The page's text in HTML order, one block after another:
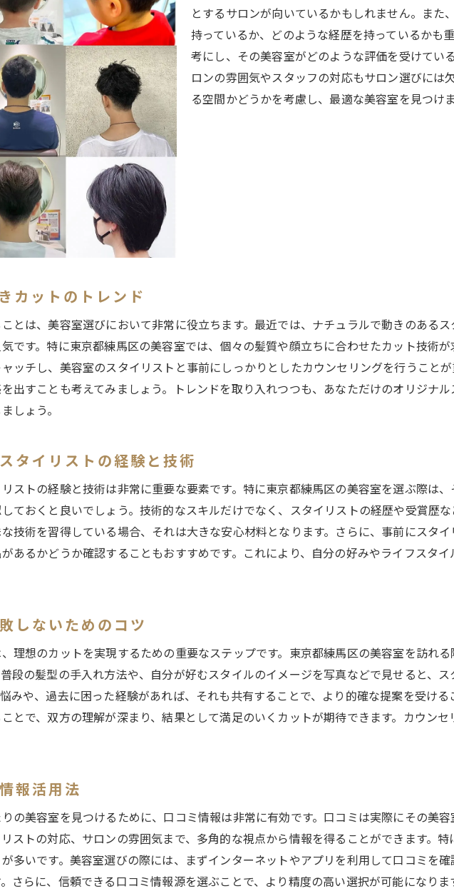
髪質に合わせたヘアケア商品選び
長持ちするカットを実現するためのアドバイス
美容室選びのポイントを解説！練馬区で自分に合ったカットを探す
初回訪問時に注目するべきサロンの特徴
友人や家族からの口コミを活用する方法
オンラインレビューを活用したサロン選び
サロンの雰囲気と自分の相性を確認する
予約前に必ず確認したい料金体系
自分の要望をうまく伝えるコミュニケーション術
練馬区の美容室で叶える！ライフスタイルに合わせたヘアカット
忙しい毎日にぴったりの手軽スタイリングカット
ビジネスシーンで好印象を与えるヘアスタイル
休日のおしゃれを楽しむためのトレンドカット
定期的なメンテナンスで理想のスタイルを維持
ライフスタイルに合わせたカラーリングの提案
練馬区の美容室で新しい自分に出会う！カットがもたらす印象の変化
新しいヘアスタイルで始める新生活
周囲の反応を楽しむための変化術
自分を再発見するカットの魅力
カウンセリングで分かるスタイリストの実力
経験豊富なスタイリストの独自テクニック
信頼できるスタイリストとの長期的な関係構築
料金とサービス内容のバランスを考える
スタイリストの指名で満足度を高める
特典やキャンペーンを活用したお得な利用法
口コミで探す隠れた名店
とするサロンが向いているかもしれません。また
持っているか、どのような経歴を持っているかも
考にし、その美容室がどのような評価を受けてい
ロンの雰囲気やスタッフの対応もサロン選びには
る空間かどうかを考慮し、最適な美容室を見つけま
カットのトレンド
とは、美容室選びにおいて非常に役立ちます。最近では、ナチュラルで動きのある
です。特に東京都練馬区の美容室では、個々の髪質や顔立ちに合わせたカット技術
ッチし、美容室のスタイリストと事前にしっかりとしたカウンセリングを行うこと
出すことも考えてみましょう。トレンドを取り入れつつも、あなただけのオリジナ
しょう。
タイリストの経験と技術
ストの経験と技術は非常に重要な要素です。特に東京都練馬区の美容室を選ぶ際は
ておくと良いでしょう。技術的なスキルだけでなく、スタイリストの経歴や受賞歴
技術を習得している場合、それは大きな安心材料となります。さらに、事前にスタ
あるかどうか確認することもおすすめです。これにより、自分の好みやライフスタ
しないためのコツ
理想のカットを実現するための重要なステップです。東京都練馬区の美容室を訪れ
段の髪型の手入れ方法や、自分が好むスタイルのイメージを写真などで見せると、
みや、過去に困った経験があれば、それも共有することで、より的確な提案を受け
とで、双方の理解が深まり、結果として満足のいくカットが期待できます。カウン
報活用法
の美容室を見つけるために、口コミ情報は非常に有効です。口コミは実際にその美
ストの対応、サロンの雰囲気まで、多角的な視点から情報を得ることができます。
多いです。美容室選びの際には、まずインターネットやアプリを利用して口コミを
さらに、信頼できる口コミ情報源を選ぶことで、より精度の高い選択が可能になりま